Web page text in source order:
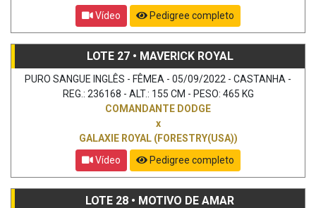
Vídeo
Pedigree completo
LOTE 27 • MAVERICK ROYAL
PURO SANGUE INGLÊS - FÊMEA - 05/09/2022 - CASTANHA -
REG.: 236168 - ALT.: 155 CM - PESO: 465 KG
COMANDANTE DODGE
x
GALAXIE ROYAL (FORESTRY(USA))
Vídeo
Pedigree completo
LOTE 28 • MOTIVO DE AMAR